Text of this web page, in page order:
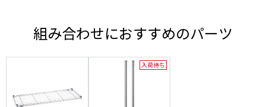
組み合わせにおすすめのパーツ
入荷待ち